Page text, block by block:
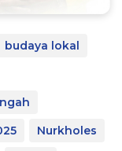
budaya lokal
Nurkholes